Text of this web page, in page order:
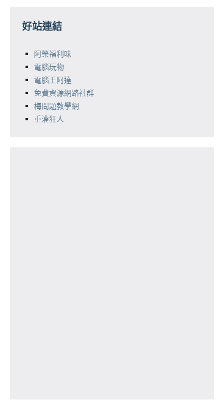
好站連結
阿榮福利味
電腦玩物
電腦王阿達
免費資源網路社群
梅問題教學網
重灌狂人